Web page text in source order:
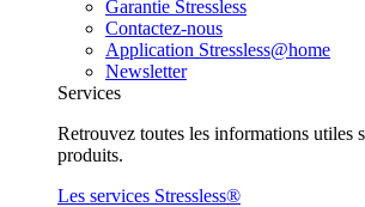
Garantie Stressless
Contactez-nous
Application Stressless@home
Newsletter
Services
Retrouvez toutes les informations utiles
produits.
Les services Stressless®